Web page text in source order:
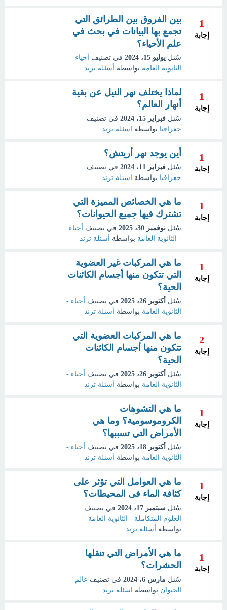
1
إجابة
بين الفروق بين الطرائق التي
تجمع بها البيانات في بحث في
علم الأحياء؟
سُئل يوليو 15، 2024 في تصنيف
أحياء -
الثانوية العامة بواسطة أسئلة ترند
1
إجابة
لماذا يختلف نهر النيل عن بقية
أنهار العالم؟
سُئل فبراير 15، 2024
في تصنيف
جغرافيا بواسطة اسئلة ترند
1
إجابة
أين يوجد نهر أريتش؟
سُئل فبراير 11، 2024
في تصنيف
جغرافيا بواسطة اسئلة ترند
1
إجابة
ما هي الخصائص المميزة التي
تشترك فيها جميع الحيوانات؟
سُئل نوفمبر 30، 2025 في تصنيف
أحياء
- الثانوية العامة بواسطة أسئلة ترند
1
إجابة
ما هي المركبات غير العضوية
التي تتكون منها أجسام الكائنات
الحية؟
سُئل أكتوبر 26، 2025 في تصنيف
أحياء -
الثانوية العامة بواسطة أسئلة ترند
2
إجابة
ما هي المركبات العضوية التي
تتكون منها أجسام الكائنات
الحية؟
سُئل أكتوبر 26، 2025 في تصنيف
أحياء -
الثانوية العامة بواسطة أسئلة ترند
1
إجابة
ما هي التشوهات
الكروموسومية؟ وما هي
الأمراض التي تسببها؟
سُئل أكتوبر 18، 2025 في تصنيف
أحياء -
الثانوية العامة بواسطة أسئلة ترند
1
إجابة
ما هي العوامل التي تؤثر على
كثافة الماء فى المحيطات؟
سُئل سبتمبر 17، 2024
في تصنيف
العلوم المتكاملة - الثانوية العامة
بواسطة
أسئلة ترند
1
إجابة
ما هي الأمراض التي تنقلها
الحشرات؟
سُئل مارس 6، 2024 في تصنيف عالم
الحيوان بواسطة اسئلة ترند